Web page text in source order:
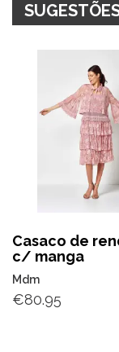
Casaco de
c/ manga
Mdm
€80.95